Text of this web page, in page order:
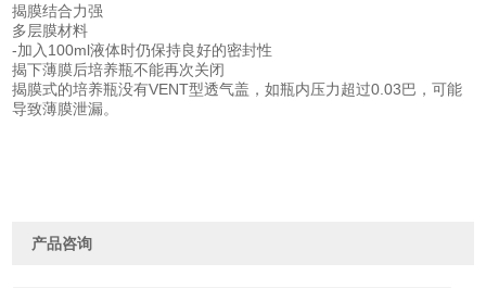
揭膜结合力强
多层膜材料
-加入100ml液体时仍保持良好的密封性
揭下薄膜后培养瓶不能再次关闭
揭膜式的培养瓶没有VENT型透气盖，如瓶内压力超过0.03巴，可能
导致薄膜泄漏。
产品咨询